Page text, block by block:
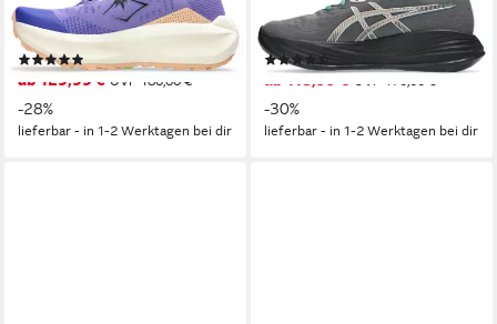
TRABUCO MAX 5
Trailrunningschuh
(1)
ab 129,99 € UVP 180,00 €
-28%
lieferbar - in 1-2 Werktagen bei dir
GEL-CUMULUS 27 GORE-
TEX Laufschuh wasserdicht
ab 118,99 € UVP 170,00 €
-30%
lieferbar - in 1-2 Werktagen bei dir